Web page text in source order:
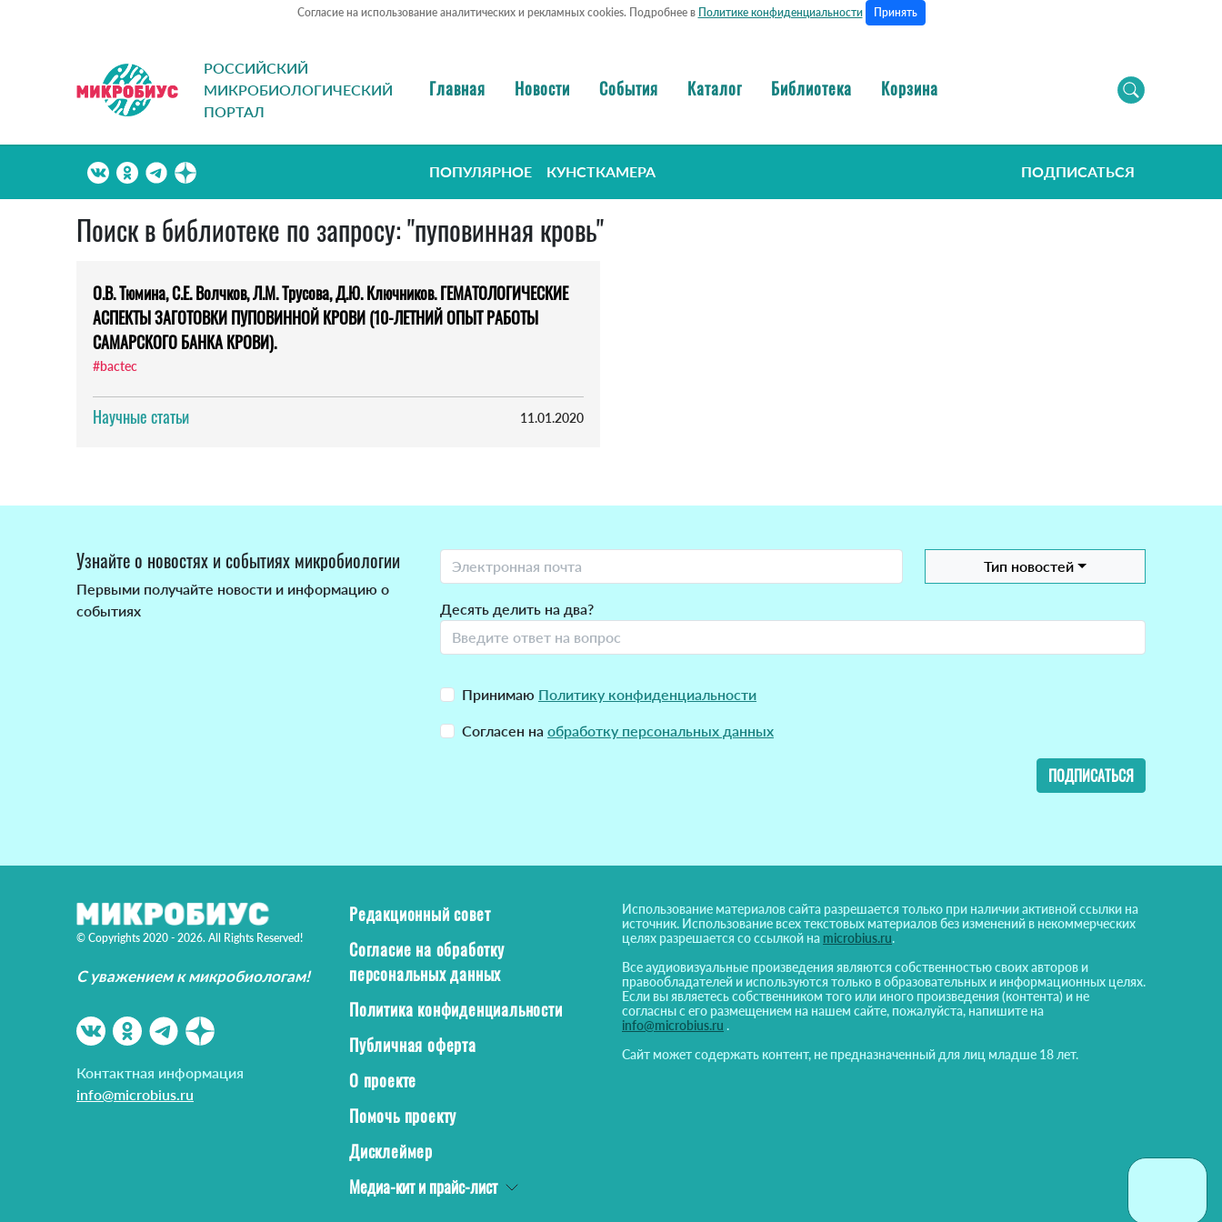
Согласие на использование аналитических и рекламных cookies. Подробнее в Политике конфиденциальности Принять
РОССИЙСКИЙ
МИКРОБИОЛОГИЧЕСКИЙ
ПОРТАЛ
Главная Новости События Каталог Библиотека Корзина
ПОПУЛЯРНОЕ КУНСТКАМЕРА ПОДПИСАТЬСЯ
Поиск в библиотеке по запросу: "пуповинная кровь"
О.В. Тюмина, С.Е. Волчков, Л.М. Трусова, Д.Ю. Ключников. ГЕМАТОЛОГИЧЕСКИЕ
АСПЕКТЫ ЗАГОТОВКИ ПУПОВИННОЙ КРОВИ (10-ЛЕТНИЙ ОПЫТ РАБОТЫ
САМАРСКОГО БАНКА КРОВИ).
#bactec
Научные статьи 11.01.2020
Узнайте о новостях и событиях микробиологии
Первыми получайте новости и информацию о
событиях
Тип новостей
Десять делить на два?
Принимаю Политику конфиденциальности
Согласен на обработку персональных данных
ПОДПИСАТЬСЯ
© Copyrights 2020 - 2026. All Rights Reserved!
С уважением к микробиологам!
Контактная информация
info@microbius.ru
Редакционный совет
Согласие на обработку
персональных данных
Политика конфиденциальности
Публичная оферта
О проекте
Помочь проекту
Дисклеймер
Медиа-кит и прайс-лист
Использование материалов сайта разрешается только при наличии активной ссылки на
источник. Использование всех текстовых материалов без изменений в некоммерческих
целях разрешается со ссылкой на microbius.ru.
Все аудиовизуальные произведения являются собственностью своих авторов и
правообладателей и используются только в образовательных и информационных целях.
Если вы являетесь собственником того или иного произведения (контента) и не
согласны с его размещением на нашем сайте, пожалуйста, напишите на
info@microbius.ru .
Сайт может содержать контент, не предназначенный для лиц младше 18 лет.